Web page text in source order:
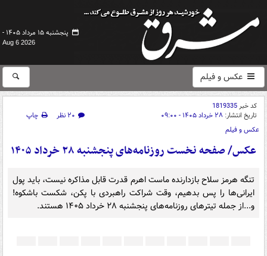
پنجشنبه ۱۵ مرداد ۱۴۰۵ -
Aug 6 2026
عکس و فیلم
کد خبر1819335
تاریخ انتشار: ۲۸ خرداد ۱۴۰۵ - ۰۹:۰۰ ۲۰ نظر
چاپ
عکس و فیلم
عکس/ صفحه نخست روزنامه‌های پنجشنبه ۲۸ خرداد ۱۴۰۵
تنگه هرمز سلاح بازدارنده ماست اهرم قدرت قابل مذاکره نیست، باید پول
ایرانی‌ها را پس بدهیم، وقت شراکت راهبردی با پکن، شکست باشکوه!
و...از جمله تیترهای روزنامه‌های پنجشنبه ۲۸ خرداد ۱۴۰۵ هستند.